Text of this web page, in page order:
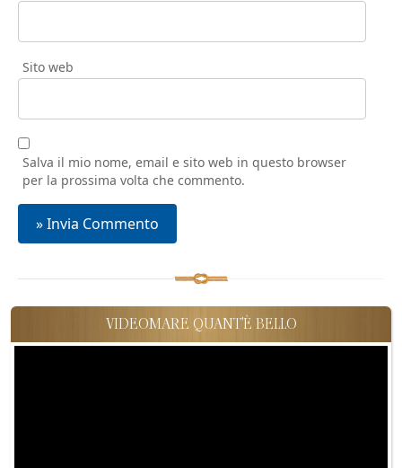
Sito web
Salva il mio nome, email e sito web in questo browser
per la prossima volta che commento.
VIDEOMARE QUANT'È BELLO